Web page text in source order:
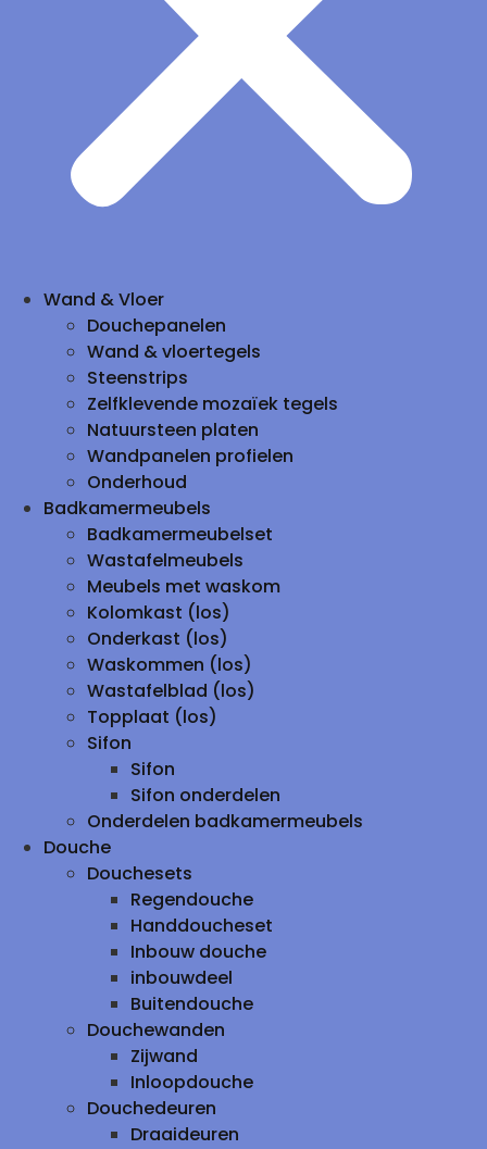
Wand & Vloer
Douchepanelen
Wand & vloertegels
Steenstrips
Zelfklevende mozaïek tegels
Natuursteen platen
Wandpanelen profielen
Onderhoud
Badkamermeubels
Badkamermeubelset
Wastafelmeubels
Meubels met waskom
Kolomkast (los)
Onderkast (los)
Waskommen (los)
Wastafelblad (los)
Topplaat (los)
Sifon
Sifon
Sifon onderdelen
Onderdelen badkamermeubels
Douche
Douchesets
Regendouche
Handdoucheset
Inbouw douche
inbouwdeel
Buitendouche
Douchewanden
Zijwand
Inloopdouche
Douchedeuren
Draaideuren